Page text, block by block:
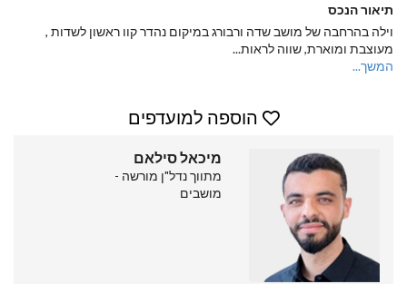
תיאור הנכס
וילה בהרחבה של מושב שדה ורבורג במיקום נהדר קוו ראשון לשדות ,
מעוצבת ומוארת, שווה לראות...
המשך...
הוספה למועדפים
מיכאל סילאם
מתווך נדל"ן מורשה -
מושבים